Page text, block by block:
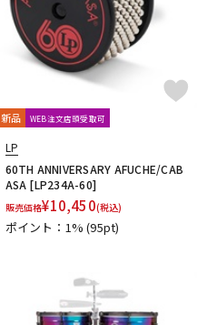
電子ピアノ
エフェクター
DTM
レコーディング機器
新品 WEB注文店頭受取可
LP
60TH ANNIVERSARY AFUCHE/CAB
ASA [LP234A-60]
販売価格¥10,450(税込)
ポイント：1%(95pt)